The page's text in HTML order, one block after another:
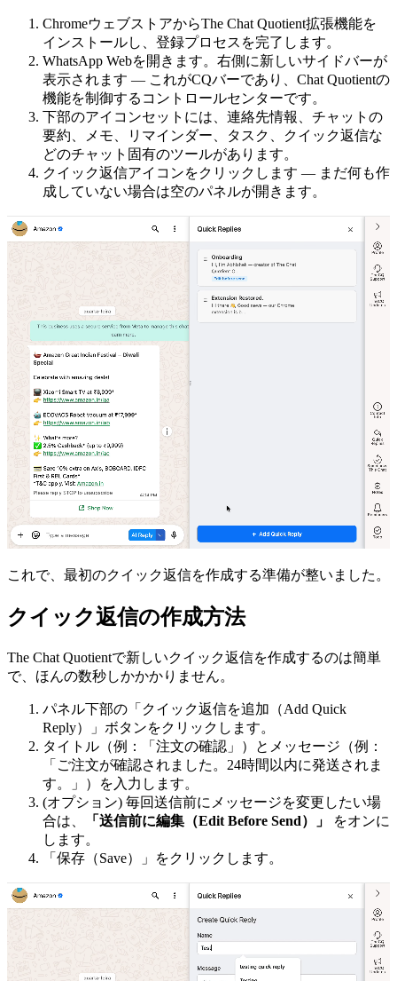
ChromeウェブストアからThe Chat Quotient拡張機能を
インストールし、登録プロセスを完了します。
WhatsApp Webを開きます。右側に新しいサイドバーが
表示されます — これがCQバーであり、Chat Quotientの
機能を制御するコントロールセンターです。
下部のアイコンセットには、連絡先情報、チャットの
要約、メモ、リマインダー、タスク、クイック返信な
どのチャット固有のツールがあります。
クイック返信アイコンをクリックします — まだ何も作
成していない場合は空のパネルが開きます。
これで、最初のクイック返信を作成する準備が整いました。
クイック返信の作成方法
The Chat Quotientで新しいクイック返信を作成するのは簡単
で、ほんの数秒しかかかりません。
パネル下部の「クイック返信を追加（Add Quick
Reply）」ボタンをクリックします。
タイトル（例：「注文の確認」）とメッセージ（例：
「ご注文が確認されました。24時間以内に発送されま
す。」）を入力します。
(オプション) 毎回送信前にメッセージを変更したい場
合は、
「送信前に編集（Edit Before Send）」
をオンに
します。
「保存（Save）」をクリックします。